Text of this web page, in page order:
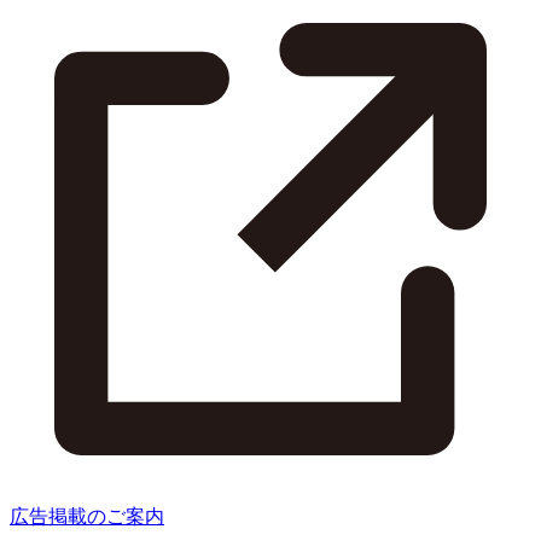
広告掲載のご案内